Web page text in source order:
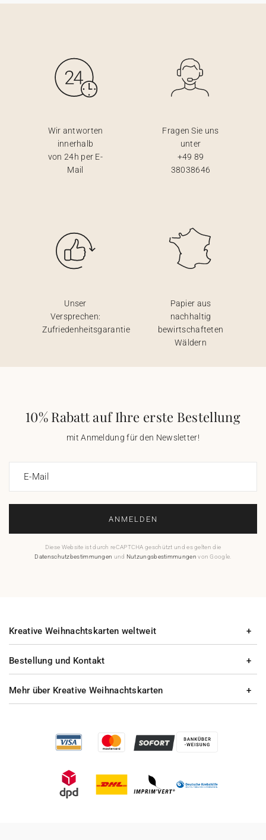
Wir antworten
innerhalb
von 24h per E-
Mail
Fragen Sie uns
unter
+49 89
38038646
Unser
Versprechen:
Zufriedenheitsgarantie
Papier aus
nachhaltig
bewirtschafteten
Wäldern
10% Rabatt auf Ihre erste Bestellung
mit Anmeldung für den Newsletter!
E-Mail
ANMELDEN
Diese Website ist durch reCAPTCHA geschützt und es gelten die
Datenschutzbestimmungen und Nutzungsbestimmungen von Google.
Bestellung und Kontakt
Mehr über Kreative Weihnachtskarten
Kreative Weihnachtskarten weltweit